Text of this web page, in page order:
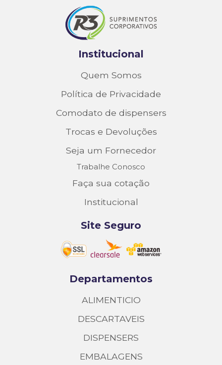
Institucional
Quem Somos
Política de Privacidade
Comodato de dispensers
Trocas e Devoluções
Seja um Fornecedor
Trabalhe Conosco
Faça sua cotação
Institucional
Site Seguro
Departamentos
ALIMENTICIO
DESCARTAVEIS
DISPENSERS
EMBALAGENS